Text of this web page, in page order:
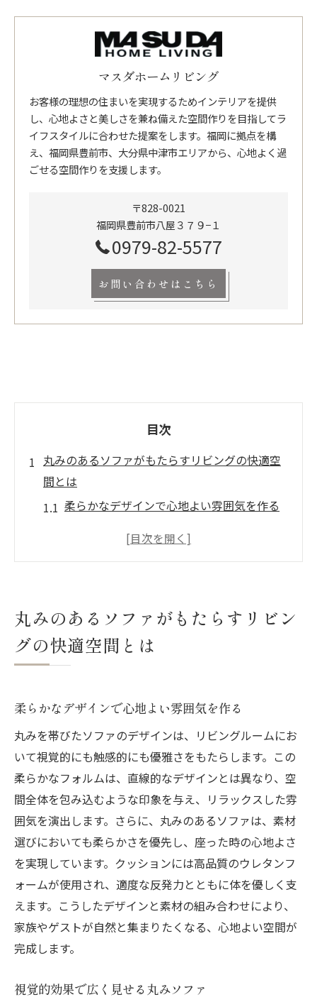
マスダホームリビング
お客様の理想の住まいを実現するためインテリアを提供
し、心地よさと美しさを兼ね備えた空間作りを目指してラ
イフスタイルに合わせた提案をします。福岡に拠点を構
え、福岡県豊前市、大分県中津市エリアから、心地よく過
ごせる空間作りを支援します。
〒828-0021
福岡県豊前市八屋３７９−１
0979-82-5577
お問い合わせはこちら
目次
丸みのあるソファがもたらすリビングの快適空
間とは
柔らかなデザインで心地よい雰囲気を作る
視覚的効果で広く見せる丸みソファ
快適なリビングの新基準、丸みソファの特
徴
ソファ選びで実用性を追求するなら丸みデザイ
丸みのあるソファが提供する多機能性
収納力も抜群、実用的なソファ選び
家族全員にフィットする丸みデザインの利
点
柔軟なレイアウトを可能にするソファ
インテリアスタイルに応じたソファの選び
方
耐久性とデザイン性、両立するソファの秘
密
丸みのあるソファでリビングに新しい温かみを
プラス
間
丸みのあるソファがもたらすリビン
グの快適空間とは
柔らかなデザインで心地よい雰囲気を作る
丸みを帯びたソファのデザインは、リビングルームにお
いて視覚的にも触感的にも優雅さをもたらします。この
柔らかなフォルムは、直線的なデザインとは異なり、空
間全体を包み込むような印象を与え、リラックスした雰
囲気を演出します。さらに、丸みのあるソファは、素材
選びにおいても柔らかさを優先し、座った時の心地よさ
を実現しています。クッションには高品質のウレタンフ
ォームが使用され、適度な反発力とともに体を優しく支
えます。こうしたデザインと素材の組み合わせにより、
家族やゲストが自然と集まりたくなる、心地よい空間が
完成します。
視覚的効果で広く見せる丸みソファ